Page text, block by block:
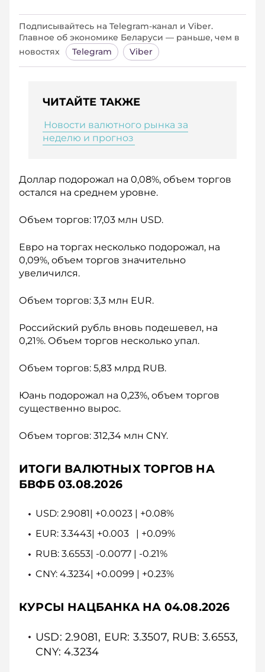
Подписывайтесь на Telegram‑канал и Viber.
Главное об экономике Беларуси — раньше, чем в
новостях
Telegram Viber
ЧИТАЙТЕ ТАКЖЕ
Новости валютного рынка за
неделю и прогноз
Доллар подорожал на 0,08%, объем торгов
остался на среднем уровне.
Объем торгов: 17,03 млн USD.
Евро на торгах несколько подорожал, на
0,09%, объем торгов значительно
увеличился.
Объем торгов: 3,3 млн EUR.
Российский рубль вновь подешевел, на
0,21%. Объем торгов несколько упал.
Объем торгов: 5,83 млрд RUB.
Юань подорожал на 0,23%, объем торгов
существенно вырос.
Объем торгов: 312,34 млн CNY.
ИТОГИ ВАЛЮТНЫХ ТОРГОВ НА
БВФБ 03.08.2026
USD: 2.9081| +0.0023 | +0.08%
EUR: 3.3443| +0.003 | +0.09%
RUB: 3.6553| -0.0077 | -0.21%
CNY: 4.3234| +0.0099 | +0.23%
КУРСЫ НАЦБАНКА НА 04.08.2026
USD: 2.9081, EUR: 3.3507, RUB: 3.6553,
CNY: 4.3234